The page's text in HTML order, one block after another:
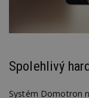
Spolehlivý
Systém Domotron